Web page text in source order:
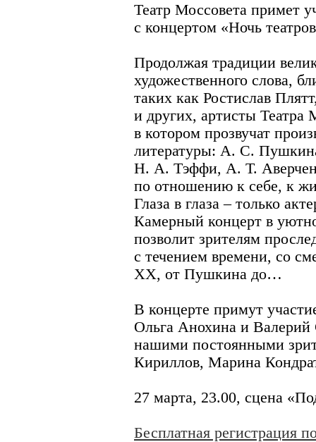
Театр Моссовета примет
с концертом «Ночь
Продолжая традиции
художественного слова,
таких как Ростислав
и других, артисты Театра
в котором прозвучат
литературы: А. С.
Н. А. Тэффи, А. Т.
по отношению к себе, к
Глаза в глаза – только
Камерный концерт в
позволит зрителям
с течением времени, со
ХХ, от Пушкина до…
В концерте примут
Ольга Анохина и
нашими постоянными
Кириллов, Марина
27 марта, 23.00, сцена
Бесплатная регистрация